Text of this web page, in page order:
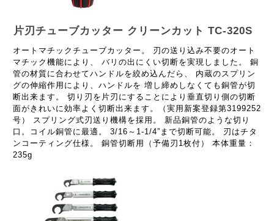
片刃チューブカッター クリーンカット TC-320S
オートマチックチューブカッター。 刃の送り込み不要のオート
マチック機能により、 バリの出にくい切断を実現しました。 銅
管の材質に合わせてハンドルを絞め込んだら、 内蔵のスプリン
グの伸縮作用により、ハンドルを 増し締めしなくても銅管が切
断出来ます。 切り刃を片刃にすることにより垂直切り側の切断
面がきれいに効率よく切断出来ます。（実用新案登録第3199252
号） スプリング式刃送り機構を採用。 新品銅管のような切り
口。コイル銅管に最適。 3/16～1-1/4”まで切断可能。 刃はチタ
ンコーティング仕様。 銅管切断用（予備刃1枚付） 本体重量：
235g